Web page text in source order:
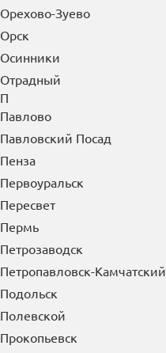
Орехово-Зуево
Орск
Осинники
Отрадный
П
Павлово
Павловский Посад
Пенза
Первоуральск
Пересвет
Пермь
Петрозаводск
Петропавловск-Камчатский
Подольск
Полевской
Прокопьевск